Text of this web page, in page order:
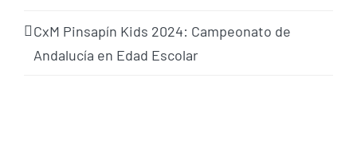
CxM Pinsapín Kids 2024: Campeonato de
Andalucía en Edad Escolar